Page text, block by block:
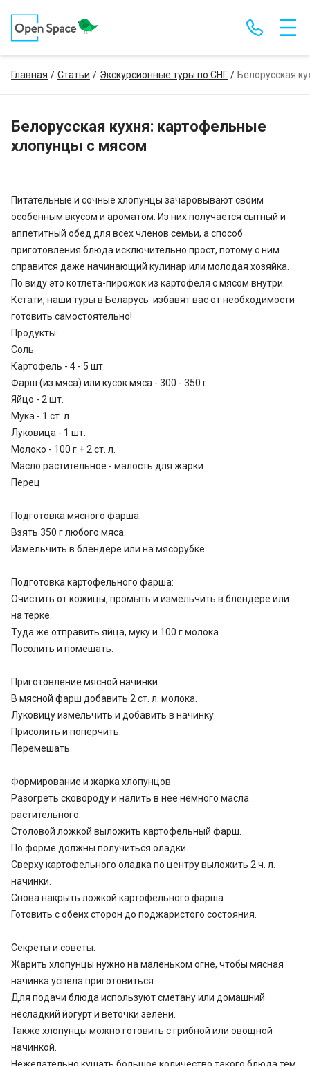
Главная Статьи Экскурсионные туры по СНГ Белорусская
Белорусская кухня: картофельные
хлопунцы с мясом
Питательные и сочные хлопунцы зачаровывают своим
особенным вкусом и ароматом. Из них получается сытный и
аппетитный обед для всех членов семьи, а способ
приготовления блюда исключительно прост, потому с ним
справится даже начинающий кулинар или молодая хозяйка.
По виду это котлета-пирожок из картофеля с мясом внутри.
Кстати, наши туры в Беларусь избавят вас от необходимости
готовить самостоятельно!
Продукты:
Соль
Картофель - 4 - 5 шт.
Фарш (из мяса) или кусок мяса - 300 - 350 г
Яйцо - 2 шт.
Мука - 1 ст. л.
Луковица - 1 шт.
Молоко - 100 г + 2 ст. л.
Масло растительное - малость для жарки
Перец
Подготовка мясного фарша:
Взять 350 г любого мяса.
Измельчить в блендере или на мясорубке.
Подготовка картофельного фарша:
Очистить от кожицы, промыть и измельчить в блендере или
на терке.
Туда же отправить яйца, муку и 100 г молока.
Посолить и помешать.
Приготовление мясной начинки:
В мясной фарш добавить 2 ст. л. молока.
Луковицу измельчить и добавить в начинку.
Присолить и поперчить.
Перемешать.
Формирование и жарка хлопунцов
Разогреть сковороду и налить в нее немного масла
растительного.
Столовой ложкой выложить картофельный фарш.
По форме должны получиться оладки.
Сверху картофельного оладка по центру выложить 2 ч. л.
начинки.
Снова накрыть ложкой картофельного фарша.
Готовить с обеих сторон до поджаристого состояния.
Секреты и советы:
Жарить хлопунцы нужно на маленьком огне, чтобы мясная
начинка успела приготовиться.
Для подачи блюда используют сметану или домашний
несладкий йогурт и веточки зелени.
Также хлопунцы можно готовить с грибной или овощной
начинкой.